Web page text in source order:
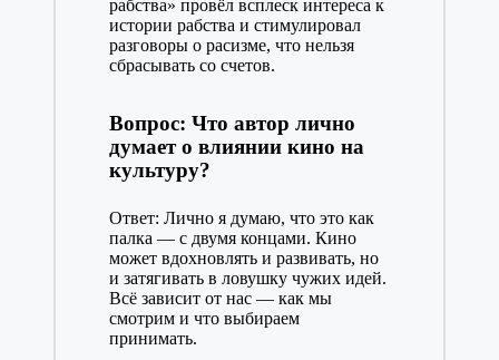
рабства» провёл всплеск интереса к
истории рабства и стимулировал
разговоры о расизме, что нельзя
сбрасывать со счетов.
Вопрос: Что автор лично
думает о влиянии кино на
культуру?
Ответ: Лично я думаю, что это как
палка — с двумя концами. Кино
может вдохновлять и развивать, но
и затягивать в ловушку чужих идей.
Всё зависит от нас — как мы
смотрим и что выбираем
принимать.